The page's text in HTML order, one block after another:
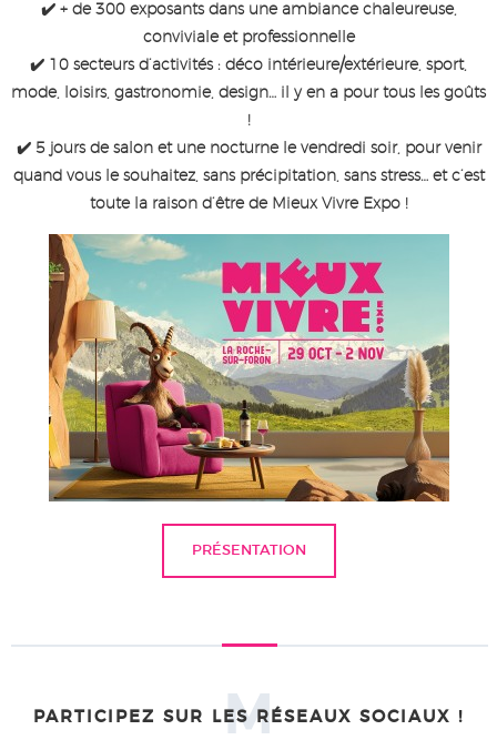
✔️ + de 300 exposants dans une ambiance chaleureuse,
conviviale et professionnelle
✔️ 10 secteurs d’activités : déco intérieure/extérieure, sport,
mode, loisirs, gastronomie, design… il y en a pour tous les goûts
!
✔️ 5 jours de salon et une nocturne le vendredi soir, pour venir
quand vous le souhaitez, sans précipitation, sans stress… et c’est
toute la raison d’être de Mieux Vivre Expo !
PRÉSENTATION
PARTICIPEZ SUR LES RÉSEAUX SOCIAUX !
M